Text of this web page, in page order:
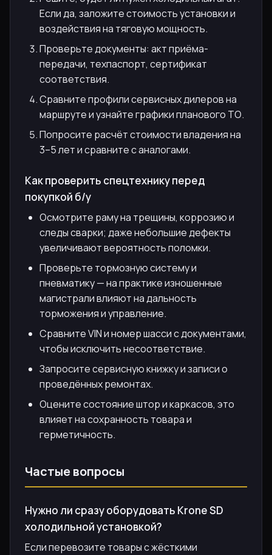
Если да, заложите стоимость установки и
воздействия на тяговую мощность.
Проверьте документы: акт приёма-
передачи, техпаспорт, сертификат
соответствия.
Сравните профили сервисных дилеров на
маршруте и узнайте графики планового ТО.
Попросите расчёт стоимости владения на
3–5 лет и сравните с аналогами.
Как проверить спецтехнику перед
покупкой б/у
Осмотрите раму на трещины, коррозию и
следы сварки; даже небольшие дефекты
увеличивают вероятность поломки.
Проверьте тормозную систему и
пневматику — на практике изношенные
магистрали влияют на дальность
торможения и управление.
Сравните VIN и номер шасси с документами,
чтобы исключить несоответствие.
Запросите сервисную книжку и записи о
проведённых ремонтах.
Оцените состояние штор и каркасов, это
влияет на сохранность товара и
герметичность.
Частые вопросы
Нужно ли сразу оборудовать Krone SD
холодильной установкой?
Если перевозите товары с жёсткими